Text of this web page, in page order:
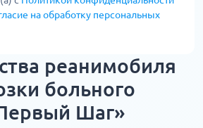
на обработку персональных
реанимобиля
больного
Шаг»